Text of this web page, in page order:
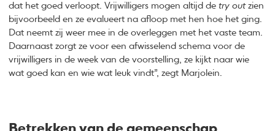
dat het goed verloopt. Vrijwilligers mogen altijd detry outzien
bijvoorbeeld en ze evalueert na afloop met hen hoe het ging.
Dat neemt zij weer mee in de overleggen met het vaste team.
Daarnaast zorgt ze voor een afwisselend schema voor de
vrijwilligers in de week van de voorstelling, ze kijkt naar wie
wat goed kan en wie wat leuk vindt”, zegt Marjolein.